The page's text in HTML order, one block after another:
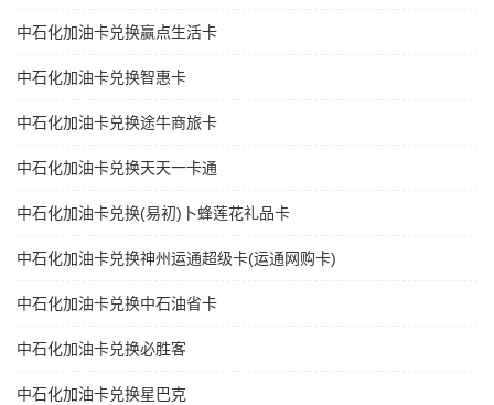
中石化加油卡兑换赢点生活卡
中石化加油卡兑换智惠卡
中石化加油卡兑换途牛商旅卡
中石化加油卡兑换天天一卡通
中石化加油卡兑换(易初)卜蜂莲花礼品卡
中石化加油卡兑换神州运通超级卡(运通网购卡)
中石化加油卡兑换中石油省卡
中石化加油卡兑换必胜客
中石化加油卡兑换星巴克